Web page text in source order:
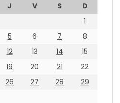
J V S
D
1
5 6 7
8
12 13 14
15
19 20 21
22
26 27 28
29